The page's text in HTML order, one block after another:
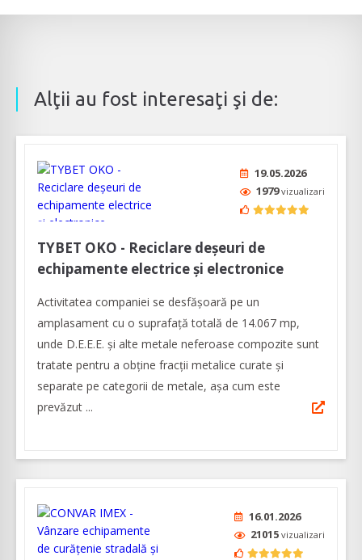
Alţii au fost interesaţi şi de:
19.05.2026
1979vizualizari
TYBET OKO - Reciclare deşeuri de
echipamente electrice şi electronice
Activitatea companiei se desfășoară pe un
amplasament cu o suprafață totală de 14.067 mp,
unde D.E.E.E. și alte metale neferoase compozite sunt
tratate pentru a obține fracții metalice curate și
separate pe categorii de metale, așa cum este
prevăzut ...
16.01.2026
21015 vizualizari